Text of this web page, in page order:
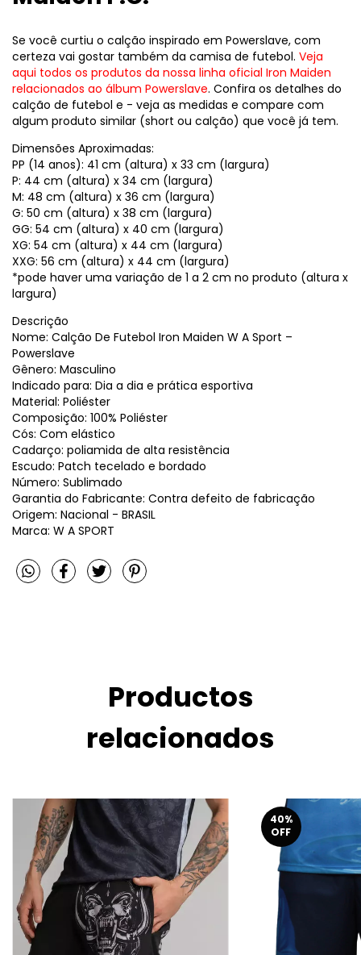
Se você curtiu o calção inspirado em Powerslave, com
certeza vai gostar também da camisa de futebol. Veja
aqui todos os produtos da nossa linha oficial Iron Maiden
relacionados ao álbum Powerslave. Confira os detalhes do
calção de futebol e - veja as medidas e compare com
algum produto similar (short ou calção) que você já tem.
Dimensões Aproximadas:
PP (14 anos): 41 cm (altura) x 33 cm (largura)
P: 44 cm (altura) x 34 cm (largura)
M: 48 cm (altura) x 36 cm (largura)
G: 50 cm (altura) x 38 cm (largura)
GG: 54 cm (altura) x 40 cm (largura)
XG: 54 cm (altura) x 44 cm (largura)
XXG: 56 cm (altura) x 44 cm (largura)
*pode haver uma variação de 1 a 2 cm no produto (altura x
largura)
Descrição
Nome: Calção De Futebol Iron Maiden W A Sport –
Powerslave
Gênero: Masculino
Indicado para: Dia a dia e prática esportiva
Material: Poliéster
Composição: 100% Poliéster
Cós: Com elástico
Cadarço: poliamida de alta resistência
Escudo: Patch tecelado e bordado
Número: Sublimado
Garantia do Fabricante: Contra defeito de fabricação
Origem: Nacional - BRASIL
Marca: W A SPORT
Productos
relacionados
40%
OFF